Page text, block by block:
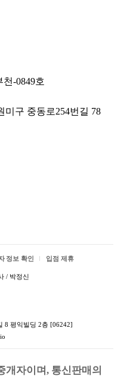
만들어 드세요~
한 재료를 사용하여 만든
-0849호
미구 중동로254번길 78
정보 확인 입점 제휴
/ 박정신
8 평익빌딩 2층 [06242]
개자이며, 통신판매의